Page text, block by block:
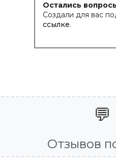
Остались
Создали для вас
ссылке.
💬
Отзывов